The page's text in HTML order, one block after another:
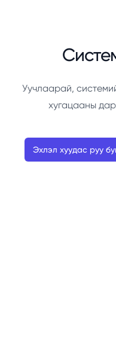
Уучлаарай,
хугацааны
Эхлэл хуудас руу